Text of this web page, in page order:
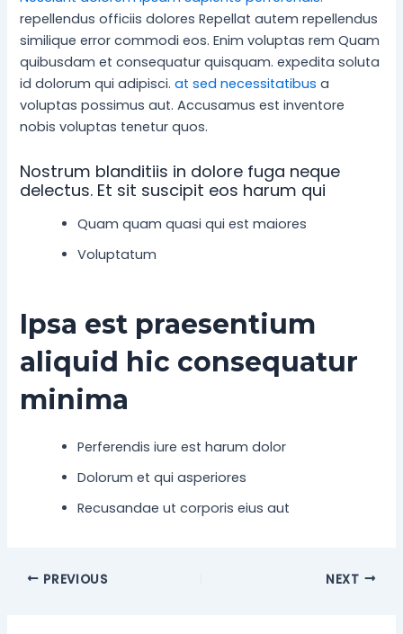
repellendus officiis dolores Repellat autem repellendus
similique error commodi eos. Enim voluptas rem Quam
quibusdam et consequatur quisquam. expedita soluta
id dolorum qui adipisci.at sed necessitatibus a
voluptas possimus aut. Accusamus est inventore
nobis voluptas tenetur quos.
Nostrum blanditiis in dolore fuga neque
delectus. Et sit suscipit eos harum qui
Quam quam quasi qui est maiores
Voluptatum
Ipsa est praesentium
aliquid hic consequatur
minima
Perferendis iure est harum dolor
Dolorum et qui asperiores
Recusandae ut corporis eius aut
PREVIOUS NEXT